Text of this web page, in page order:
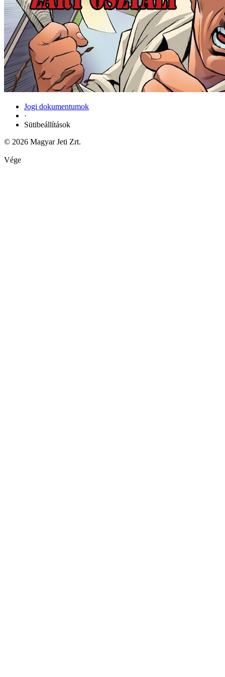
Jogi dokumentumok
·
Sütibeállítások
© 2026 Magyar Jeti Zrt.
Vége